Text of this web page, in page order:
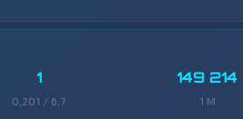
1
0,201 / 6,7
149 214
1 M